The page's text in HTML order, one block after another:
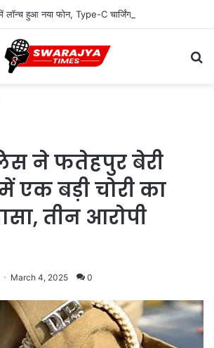
ने फतेहपुर बेरी
में एक बड़ी चोरी का
तीन आरोपी
March 4, 2025 0